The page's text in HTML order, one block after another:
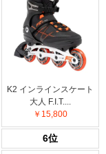
K2 インラインスケート
大人 F.I.T....
￥15,800
6位